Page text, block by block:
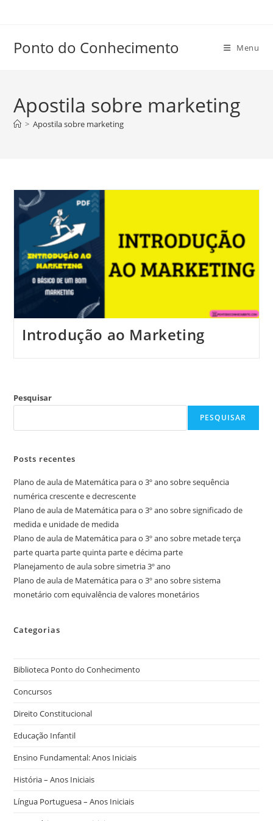
conteúdo
Ponto do Conhecimento Menu
Apostila sobre marketing
> Apostila sobre marketing
Introdução ao Marketing
Pesquisar
PESQUISAR
Posts recentes
Plano de aula de Matemática para o 3º ano sobre sequência
numérica crescente e decrescente
Plano de aula de Matemática para o 3º ano sobre significado de
medida e unidade de medida
Plano de aula de Matemática para o 3º ano sobre metade terça
parte quarta parte quinta parte e décima parte
Planejamento de aula sobre simetria 3º ano
Plano de aula de Matemática para o 3º ano sobre sistema
monetário com equivalência de valores monetários
Categorias
Biblioteca Ponto do Conhecimento
Concursos
Direito Constitucional
Educação Infantil
Ensino Fundamental: Anos Iniciais
História – Anos Iniciais
Língua Portuguesa – Anos Iniciais